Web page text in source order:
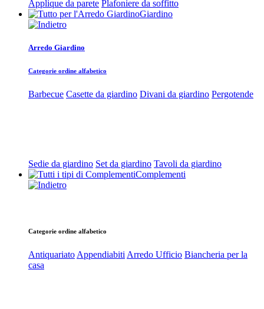
Applique da parete Plafoniere da soffitto
Giardino
Arredo Giardino
Categorie ordine alfabetico
Barbecue Casette da giardino Divani da giardino Pergotende
Sedie da giardino Set da giardino Tavoli da giardino
Complementi
Categorie ordine alfabetico
Antiquariato Appendiabiti Arredo Ufficio Biancheria per la
casa